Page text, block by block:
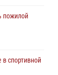
пожилой
в спортивной